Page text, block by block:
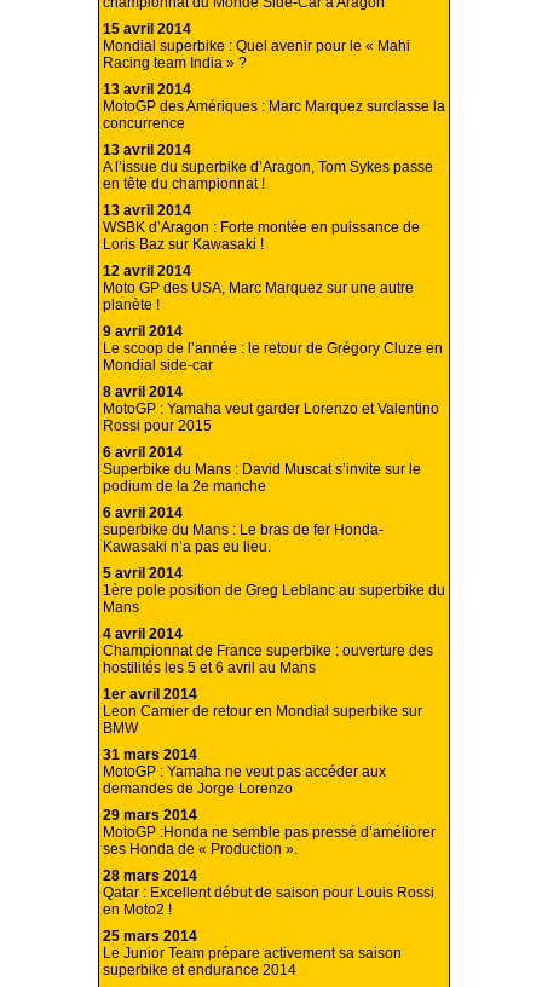
15 avril 2014
Mondial superbike : Quel avenir pour le « Mahi
Racing team India » ?
13 avril 2014
MotoGP des Amériques : Marc Marquez surclasse la
concurrence
13 avril 2014
A l’issue du superbike d’Aragon, Tom Sykes passe
en tête du championnat !
13 avril 2014
WSBK d’Aragon : Forte montée en puissance de
Loris Baz sur Kawasaki !
12 avril 2014
Moto GP des USA, Marc Marquez sur une autre
planète !
9 avril 2014
Le scoop de l’année : le retour de Grégory Cluze en
Mondial side-car
8 avril 2014
MotoGP : Yamaha veut garder Lorenzo et Valentino
Rossi pour 2015
6 avril 2014
Superbike du Mans : David Muscat s’invite sur le
podium de la 2e manche
6 avril 2014
superbike du Mans : Le bras de fer Honda-
Kawasaki n’a pas eu lieu.
5 avril 2014
1ère pole position de Greg Leblanc au superbike du
Mans
4 avril 2014
Championnat de France superbike : ouverture des
hostilités les 5 et 6 avril au Mans
1er avril 2014
Leon Camier de retour en Mondial superbike sur
BMW
31 mars 2014
MotoGP : Yamaha ne veut pas accéder aux
demandes de Jorge Lorenzo
29 mars 2014
MotoGP :Honda ne semble pas pressé d’améliorer
ses Honda de « Production ».
28 mars 2014
Qatar : Excellent début de saison pour Louis Rossi
en Moto2 !
25 mars 2014
Le Junior Team prépare activement sa saison
superbike et endurance 2014